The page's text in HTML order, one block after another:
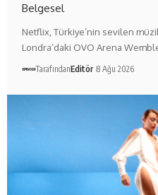
Belgesel
Netflix, Türkiye’nin sevilen
Londra’daki OVO Arena
TarafındanEditör 8 Ağu 2026